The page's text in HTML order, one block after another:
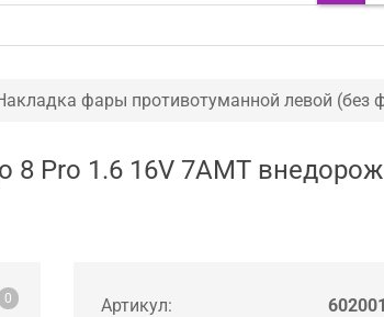
фары противотуманной левой (без
Pro 1.6 16V 7AMT
0 Артикул: